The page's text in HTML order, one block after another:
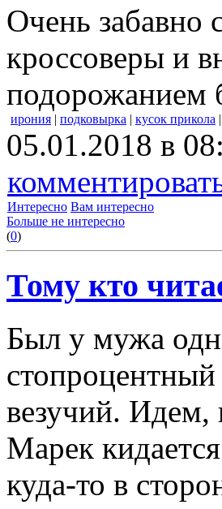
Очень забавно
кроссоверы и
подорожанием
ирония | подковырка | кусок прикола |
05.01.2018 в
Интересно Вам интересно
Больше не интересно
(0)
Тому кто
Был у мужа
везучий. Идем,
Марек кидается
куда-то в